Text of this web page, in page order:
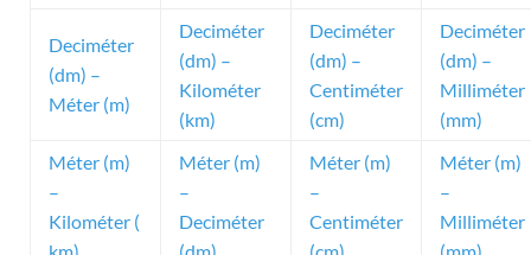
Deciméter
(dm) –
Méter (m)
Deciméter
(dm) –
Kilométer
(km)
Deciméter
(dm) –
Centiméter
(cm)
Deciméter
(dm) –
Milliméter
(mm)
Méter (m)
–
Kilométer (
km)
Méter (m)
–
Deciméter
(dm)
Méter (m)
–
Centiméter
(cm)
Méter (m)
–
Milliméter
(mm)